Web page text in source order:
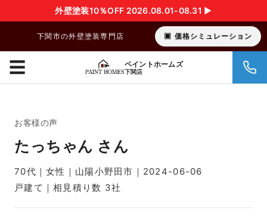
外壁塗装10％OFF 2026.08.01-08.31 ▶︎
下関市の外壁塗装専門店 価格シミュレーション
ペイントホームズ
下関店
☰
お客様の声
たっちゃん さん
70代｜女性｜山陽小野田市｜2024-06-06
戸建て｜相見積り数 3社